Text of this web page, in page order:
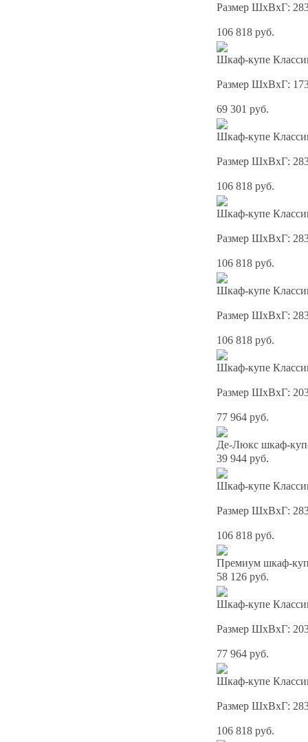
Размер ШхВхГ:
106 818 руб.
Шкаф-купе
Размер ШхВхГ:
69 301 руб.
Шкаф-купе
Размер ШхВхГ:
106 818 руб.
Шкаф-купе
Размер ШхВхГ:
106 818 руб.
Шкаф-купе
Размер ШхВхГ:
106 818 руб.
Шкаф-купе
Размер ШхВхГ:
77 964 руб.
Де-Люкс шкаф-
39 944 руб.
Шкаф-купе
Размер ШхВхГ:
106 818 руб.
Премиум шкаф-
58 126 руб.
Шкаф-купе
Размер ШхВхГ:
77 964 руб.
Шкаф-купе
Размер ШхВхГ:
106 818 руб.